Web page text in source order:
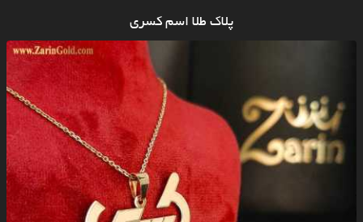
پلاک طلا اسم کسری